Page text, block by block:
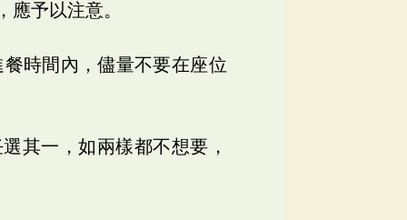
予以注意。
時間內，儘量不要在座位
其一，如兩樣都不想要，